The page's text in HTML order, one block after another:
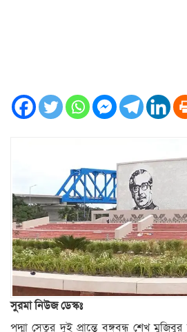
সুরমা নিউজ ডেস্কঃ
পদ্মা সেতুর দুই প্রান্তে বঙ্গবন্ধু শেখ মুজিবুর